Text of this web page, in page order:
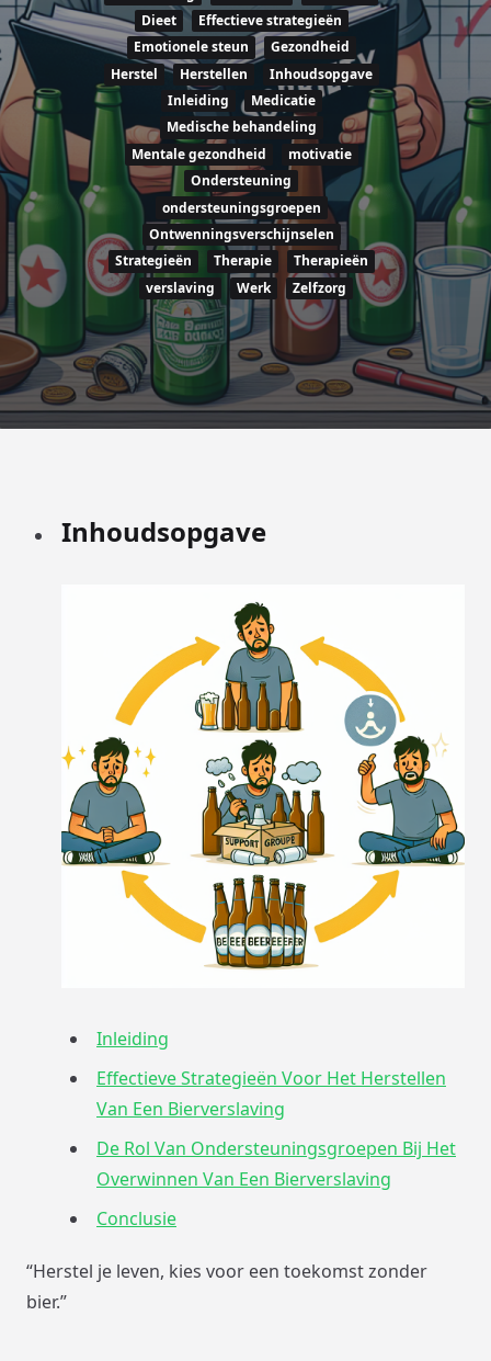
Dieet
Effectieve strategieën
Emotionele steun
Gezondheid
Herstel
Herstellen
Inhoudsopgave
Inleiding
Medicatie
Medische behandeling
Mentale gezondheid
motivatie
Ondersteuning
ondersteuningsgroepen
Ontwenningsverschijnselen
Strategieën
Therapie
Therapieën
verslaving
Werk Zelfzorg
Inhoudsopgave
Inleiding
Effectieve Strategieën Voor Het Herstellen
Van Een Bierverslaving
De Rol Van Ondersteuningsgroepen Bij Het
Overwinnen Van Een Bierverslaving
Conclusie
“Herstel je leven, kies voor een toekomst zonder
bier.”